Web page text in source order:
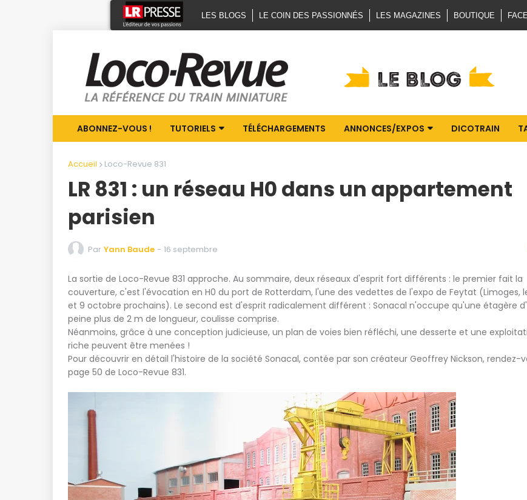
LES BLOGS LE COIN DES PASSIONNÉS LES MAGAZINES BOUTIQUE
ABONNEZ-VOUS ! TUTORIELS TÉLÉCHARGEMENTS ANNONCES/EXPOS DICOTRAIN
Accueil Loco-Revue 831
LR 831 : un réseau H0 dans un appartement
parisien
Par Yann Baude - 16 septembre
La sortie de Loco-Revue 831 approche. Au sommaire, deux réseaux d'esprit fort différents : le premier fait la
couverture, c'est l'évocation en H0 du port de Rotterdam, l'une des vedettes de l'expo de Feytat (Limoges,
et 9 octobre prochains). Le second est d'esprit radicalement différent : Sonacal n'occupe qu'une étagère
peine plus de 2 m de longueur, coulisse comprise.
Néanmoins, grâce à une conception judicieuse, un plan de voies bien réfléchi, une desserte et une
riche peuvent être menées !
Pour découvrir en détail l'histoire de la société Sonacal, contée par son créateur Geoffrey Nickson, rendez-
page 50 de Loco-Revue 831.